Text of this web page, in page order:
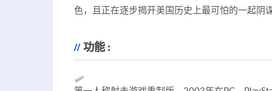
色，且正在逐步揭开美国历史上最可怕的一起阴
功能 :